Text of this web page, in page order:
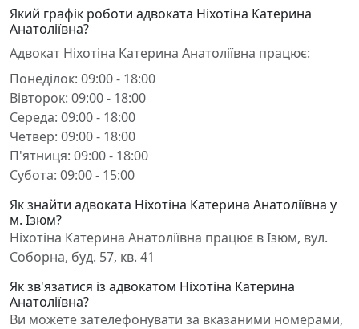
Який графік роботи адвоката Ніхотіна Катерина
Анатоліївна?
Адвокат Ніхотіна Катерина Анатоліївна працює:
Понеділок: 09:00 - 18:00
Вівторок: 09:00 - 18:00
Середа: 09:00 - 18:00
Четвер: 09:00 - 18:00
П'ятниця: 09:00 - 18:00
Субота: 09:00 - 15:00
Як знайти адвоката Ніхотіна Катерина Анатоліївна у
м. Ізюм?
Ніхотіна Катерина Анатоліївна працює в Ізюм, вул.
Соборна, буд. 57, кв. 41
Як зв'язатися із адвокатом Ніхотіна Катерина
Анатоліївна?
Ви можете зателефонувати за вказаними номерами,